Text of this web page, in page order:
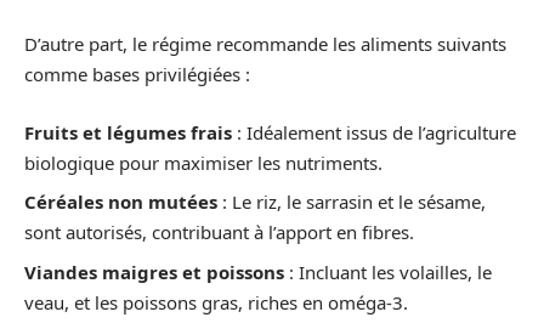
D’autre part, le régime recommande les aliments suivants
comme bases privilégiées :
Fruits et légumes frais : Idéalement issus de l’agriculture
biologique pour maximiser les nutriments.
Céréales non mutées : Le riz, le sarrasin et le sésame,
sont autorisés, contribuant à l’apport en fibres.
Viandes maigres et poissons : Incluant les volailles, le
veau, et les poissons gras, riches en oméga-3.